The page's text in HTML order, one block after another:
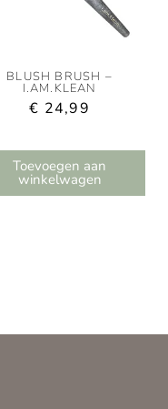
BLUSH BRUSH –
I.AM.KLEAN
€ 24,99
Toevoegen aan
winkelwagen